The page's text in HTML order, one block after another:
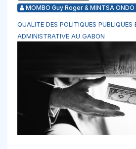
MOMBO Guy Roger & MINTSA
QUALITE DES POLITIQUES PUBLIQUES
ADMINISTRATIVE AU GABON